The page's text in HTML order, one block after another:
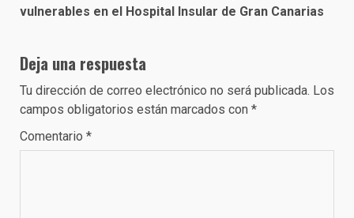
vulnerables en el Hospital Insular de Gran Canarias
Deja una respuesta
Tu dirección de correo electrónico no será publicada. Los
campos obligatorios están marcados con *
Comentario *